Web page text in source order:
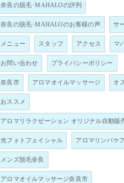
奈良の脱毛･MAHALOの評判
奈良の脱毛･MAHALOのお客様の声 サ
メニュー スタッフ アクセス マ
お問い合わせ プライバシーポリシー
奈良市 アロマオイルマッサージ オ
おススメ
アロマリラクゼーション オリジナル自動販
光フォトフェイシャル アロマリンパケ
メンズ脱毛奈良
アロマオイルマッサージ奈良市